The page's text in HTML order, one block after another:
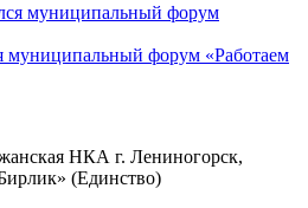
муниципальный форум «Работаем
НКА г. Лениногорск,
(Единство)